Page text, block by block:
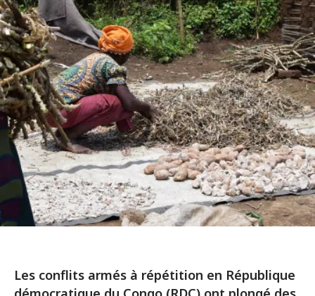
Les conflits armés à répétition en République